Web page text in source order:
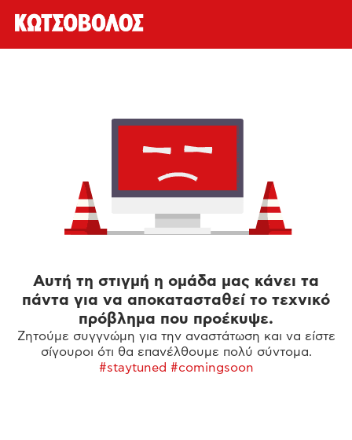
Αυτή τη στιγμή η ομάδα μας κάνει τα
πάντα για να αποκατασταθεί το τεχνικό
πρόβλημα που προέκυψε.
Ζητούμε συγγνώμη για την αναστάτωση και να είστε
σίγουροι ότι θα επανέλθουμε πολύ σύντομα.
#staytuned #comingsoon